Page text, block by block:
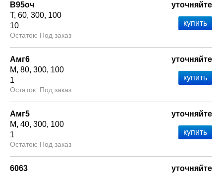
В95оч
Т 60 300 100
10
Под заказ
уточняйте
Амг6
М 80 300 100
1
Под заказ
уточняйте
Амг5
М 40 300 100
1
Под заказ
уточняйте
6063
уточняйте